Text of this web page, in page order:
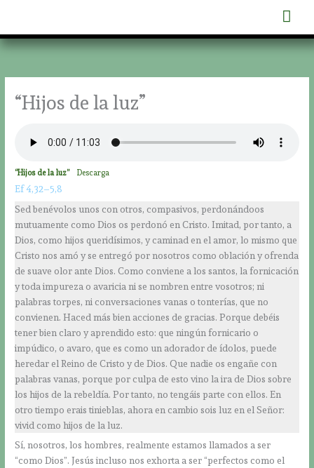
contenido
“Hijos de la luz”
“Hijos de la luz” Descarga
Ef 4,32–5,8
Sed benévolos unos con otros, compasivos, perdonándoos
mutuamente como Dios os perdonó en Cristo. Imitad, por tanto, a
Dios, como hijos queridísimos, y caminad en el amor, lo mismo que
Cristo nos amó y se entregó por nosotros como oblación y ofrenda
de suave olor ante Dios. Como conviene a los santos, la fornicación
y toda impureza o avaricia ni se nombren entre vosotros; ni
palabras torpes, ni conversaciones vanas o tonterías, que no
convienen. Haced más bien acciones de gracias. Porque debéis
tener bien claro y aprendido esto: que ningún fornicario o
impúdico, o avaro, que es como un adorador de ídolos, puede
heredar el Reino de Cristo y de Dios. Que nadie os engañe con
palabras vanas, porque por culpa de esto vino la ira de Dios sobre
los hijos de la rebeldía. Por tanto, no tengáis parte con ellos. En
otro tiempo erais tinieblas, ahora en cambio sois luz en el Señor:
vivid como hijos de la luz.
Sí, nosotros, los hombres, realmente estamos llamados a ser
“como Dios”. Jesús incluso nos exhorta a ser “perfectos como el